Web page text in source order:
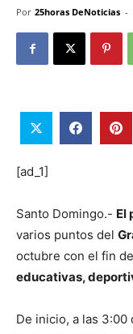
Por 25horas DeNoticias -
[ad_1]
Santo Domingo.- El
varios puntos del
octubre con el fin
educativas,
De inicio, a las 3:00